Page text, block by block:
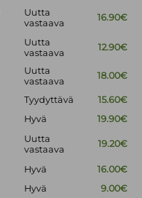
Uutta
vastaava
16.90€
Uutta
vastaava
12.90€
Uutta
vastaava
18.00€
Tyydyttävä
15.60€
Hyvä
19.90€
Uutta
vastaava
19.20€
Hyvä
16.00€
Hyvä
9.00€